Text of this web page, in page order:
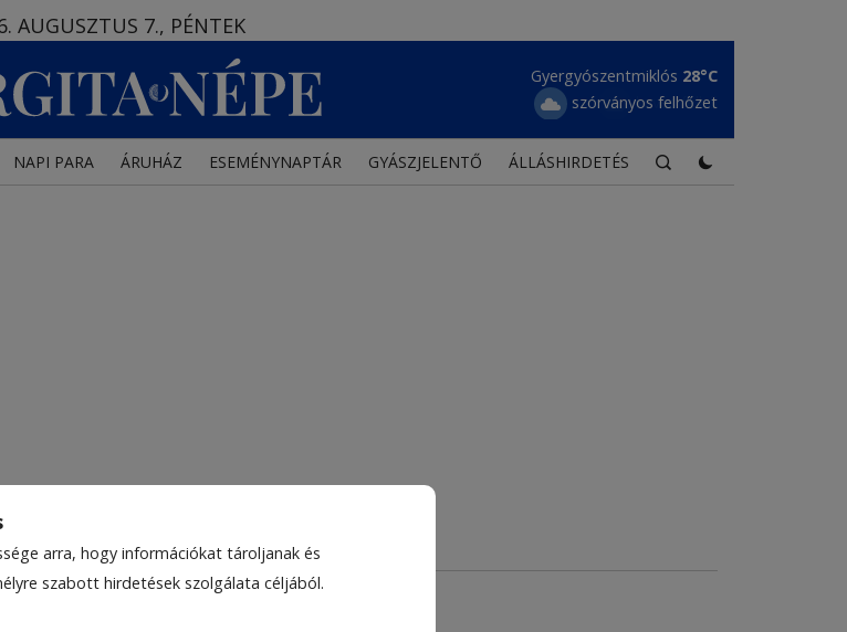
arra, hogy információkat tároljanak és
szabott hirdetések szolgálata céljából.
AUGUSZTUS 7., PÉNTEK
Maroshévíz 28°C
kevés felhő
NAPI PARA ÁRUHÁZ ESEMÉNYNAPTÁR GYÁSZJELENTŐ ÁLLÁSHIRDETÉS